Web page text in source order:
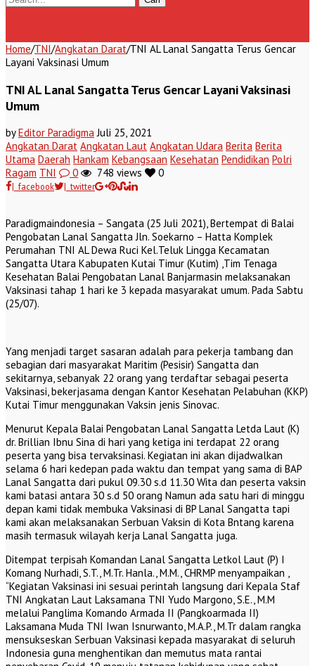
Home/TNI/Angkatan Darat/TNI AL Lanal Sangatta Terus Gencar
Layani Vaksinasi Umum
TNI AL Lanal Sangatta Terus Gencar Layani Vaksinasi
Umum
byEditor Paradigma Juli 25, 2021
Angkatan Darat Angkatan Laut Angkatan Udara Berita Berita
Utama Daerah Hankam Kebangsaan Kesehatan Pendidikan Polri
Ragam TNI 0 748 views 0
| facebook | twitter
Paradigmaindonesia – Sangata (25 Juli 2021), Bertempat di Balai
Pengobatan Lanal Sangatta Jln. Soekarno – Hatta Komplek
Perumahan TNI AL Dewa Ruci Kel.Teluk Lingga Kecamatan
Sangatta Utara Kabupaten Kutai Timur (Kutim) ,Tim Tenaga
Kesehatan Balai Pengobatan Lanal Banjarmasin melaksanakan
Vaksinasi tahap 1 hari ke 3 kepada masyarakat umum. Pada Sabtu
(25/07).
Yang menjadi target sasaran adalah para pekerja tambang dan
sebagian dari masyarakat Maritim (Pesisir) Sangatta dan
sekitarnya, sebanyak 22 orang yang terdaftar sebagai peserta
Vaksinasi, bekerjasama dengan Kantor Kesehatan Pelabuhan (KKP)
Kutai Timur menggunakan Vaksin jenis Sinovac.
Menurut Kepala Balai Pengobatan Lanal Sangatta Letda Laut (K)
dr. Brillian Ibnu Sina di hari yang ketiga ini terdapat 22 orang
peserta yang bisa tervaksinasi. Kegiatan ini akan dijadwalkan
selama 6 hari kedepan pada waktu dan tempat yang sama di BAP
Lanal Sangatta dari pukul 09.30 s.d 11.30 Wita dan peserta vaksin
kami batasi antara 30 s.d 50 orang Namun ada satu hari di minggu
depan kami tidak membuka Vaksinasi di BP Lanal Sangatta tapi
kami akan melaksanakan Serbuan Vaksin di Kota Bntang karena
masih termasuk wilayah kerja Lanal Sangatta juga.
Ditempat terpisah Komandan Lanal Sangatta Letkol Laut (P) I
Komang Nurhadi, S.T., M.Tr. Hanla., M.M., CHRMP menyampaikan ,
“Kegiatan Vaksinasi ini sesuai perintah langsung dari Kepala Staf
TNI Angkatan Laut Laksamana TNI Yudo Margono, S.E., M.M
melalui Panglima Komando Armada II (Pangkoarmada II)
Laksamana Muda TNI Iwan Isnurwanto, M.A.P., M.Tr dalam rangka
mensukseskan Serbuan Vaksinasi kepada masyarakat di seluruh
Indonesia guna menghentikan dan memutus mata rantai